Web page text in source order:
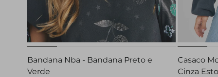
U
Bandana Nba - Bandana Preto e
Verde
Casaco
Cinza